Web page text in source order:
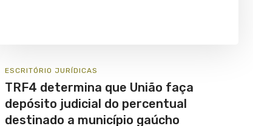
ESCRITÓRIO JURÍ­DICAS
TRF4 determina que União faça
depósito judicial do percentual
destinado a município gaúcho